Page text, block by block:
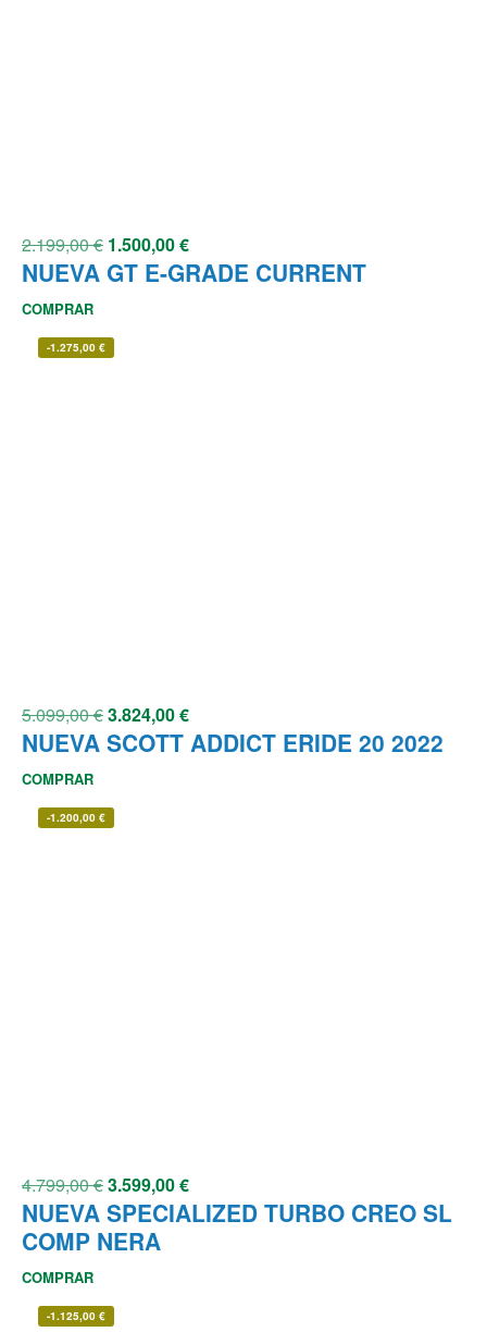
2.199,00€ 1.500,00€
NUEVA GT E-GRADE CURRENT
COMPRAR
-1.275,00 €
5.099,00€3.824,00€
NUEVA SCOTT ADDICT ERIDE 20 2022
COMPRAR
-1.200,00 €
4.799,00€3.599,00€
NUEVA SPECIALIZED TURBO CREO SL
COMP NERA
COMPRAR
-1.125,00 €